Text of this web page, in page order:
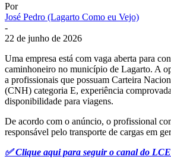
Por
José Pedro (Lagarto Como eu Vejo)
-
22 de junho de 2026
Uma empresa está com vaga aberta para
caminhoneiro no município de Lagarto. A
a profissionais que possuam Carteira
(CNH) categoria E, experiência
disponibilidade para viagens.
De acordo com o anúncio, o profissional
responsável pelo transporte de cargas em
✅ Clique aqui para seguir o canal do